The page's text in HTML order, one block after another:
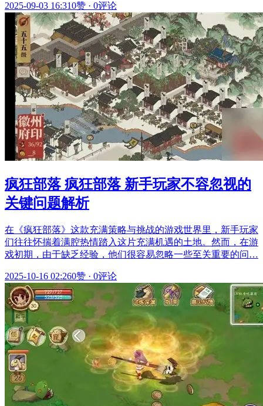
2025-09-03 16:310赞 · 0评论
疯狂部落 疯狂部落 新手玩家不容忽视的
关键问题解析
在《疯狂部落》这款充满策略与挑战的游戏世界里，新手玩家
们往往怀揣着满腔热情踏入这片充满机遇的土地。然而，在游
戏初期，由于缺乏经验，他们很容易忽略一些至关重要的问…
2025-10-16 02:260赞 · 0评论